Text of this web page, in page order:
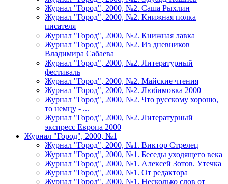
Журнал "Город", 2000, №2. Саша Рыхлин
Журнал "Город", 2000, №2. Книжная полка
писателя
Журнал "Город", 2000, №2. Книжная лавка
Журнал "Город", 2000, №2. Из дневников
Владимира Сабаева
Журнал "Город", 2000, №2. Литературный
фестиваль
Журнал "Город", 2000, №2. Майские чтения
Журнал "Город", 2000, №2. Любимовка 2000
Журнал "Город", 2000, №2. Что русскому хорошо,
то немцу - ...
Журнал "Город", 2000, №2. Литературный
экспресс Европа 2000
Журнал "Город", 2000, №1
Журнал "Город", 2000, №1. Виктор Стрелец
Журнал "Город", 2000, №1. Беседы уходящего века
Журнал "Город", 2000, №1. Алексей Зотов. Утечка
Журнал "Город", 2000, №1. От редактора
Журнал "Город", 2000, №1. Несколько слов от